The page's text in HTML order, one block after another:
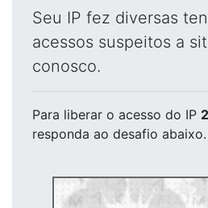
Seu IP fez diversas
acessos suspeitos a
conosco.
Para liberar o acesso do IP
responda ao desafio abaixo.